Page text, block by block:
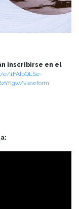
inscribirse en el
1FAIpQLSe-
viewform